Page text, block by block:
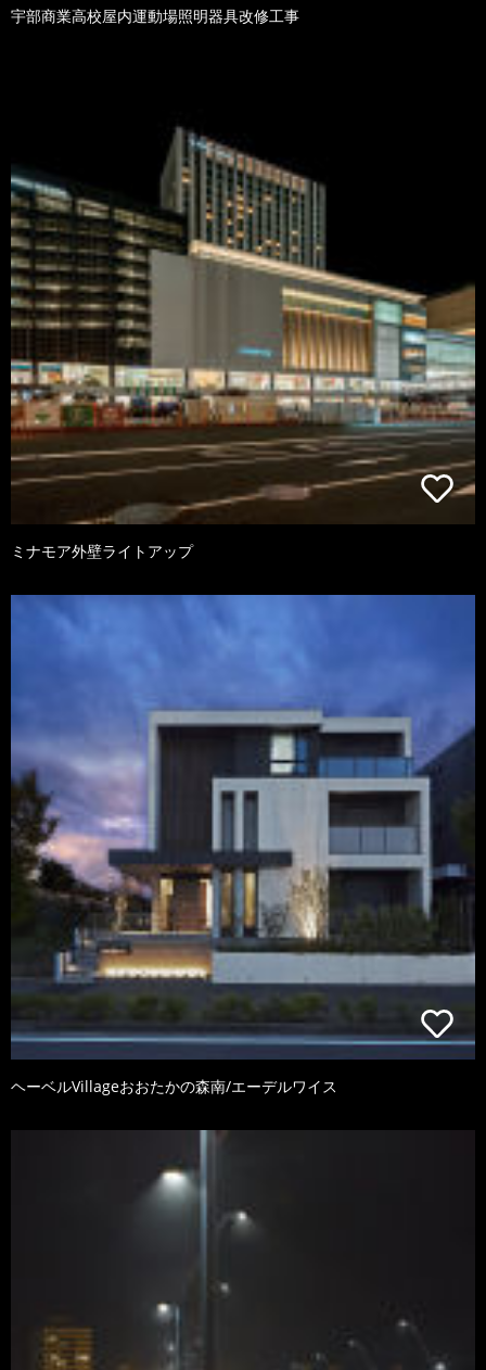
宇部商業高校屋内運動場照明器具改修工事
ミナモア外壁ライトアップ
ヘーベルVillageおおたかの森南/エーデルワイス